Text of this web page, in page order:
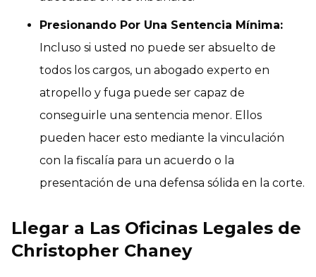
Presionando Por Una Sentencia Mínima:
Incluso si usted no puede ser absuelto de
todos los cargos, un abogado experto en
atropello y fuga puede ser capaz de
conseguirle una sentencia menor. Ellos
pueden hacer esto mediante la vinculación
con la fiscalía para un acuerdo o la
presentación de una defensa sólida en la corte.
Llegar a Las Oficinas Legales de
Christopher Chaney